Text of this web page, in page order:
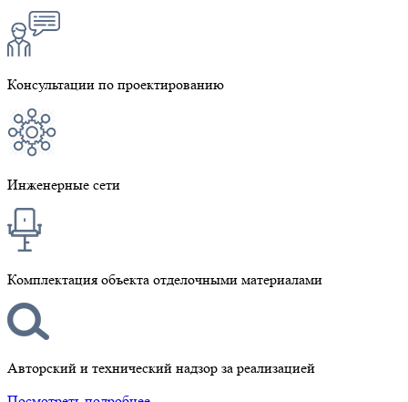
Консультации по проектированию
Инженерные сети
Комплектация объекта отделочными материалами
Авторский и технический надзор за реализацией